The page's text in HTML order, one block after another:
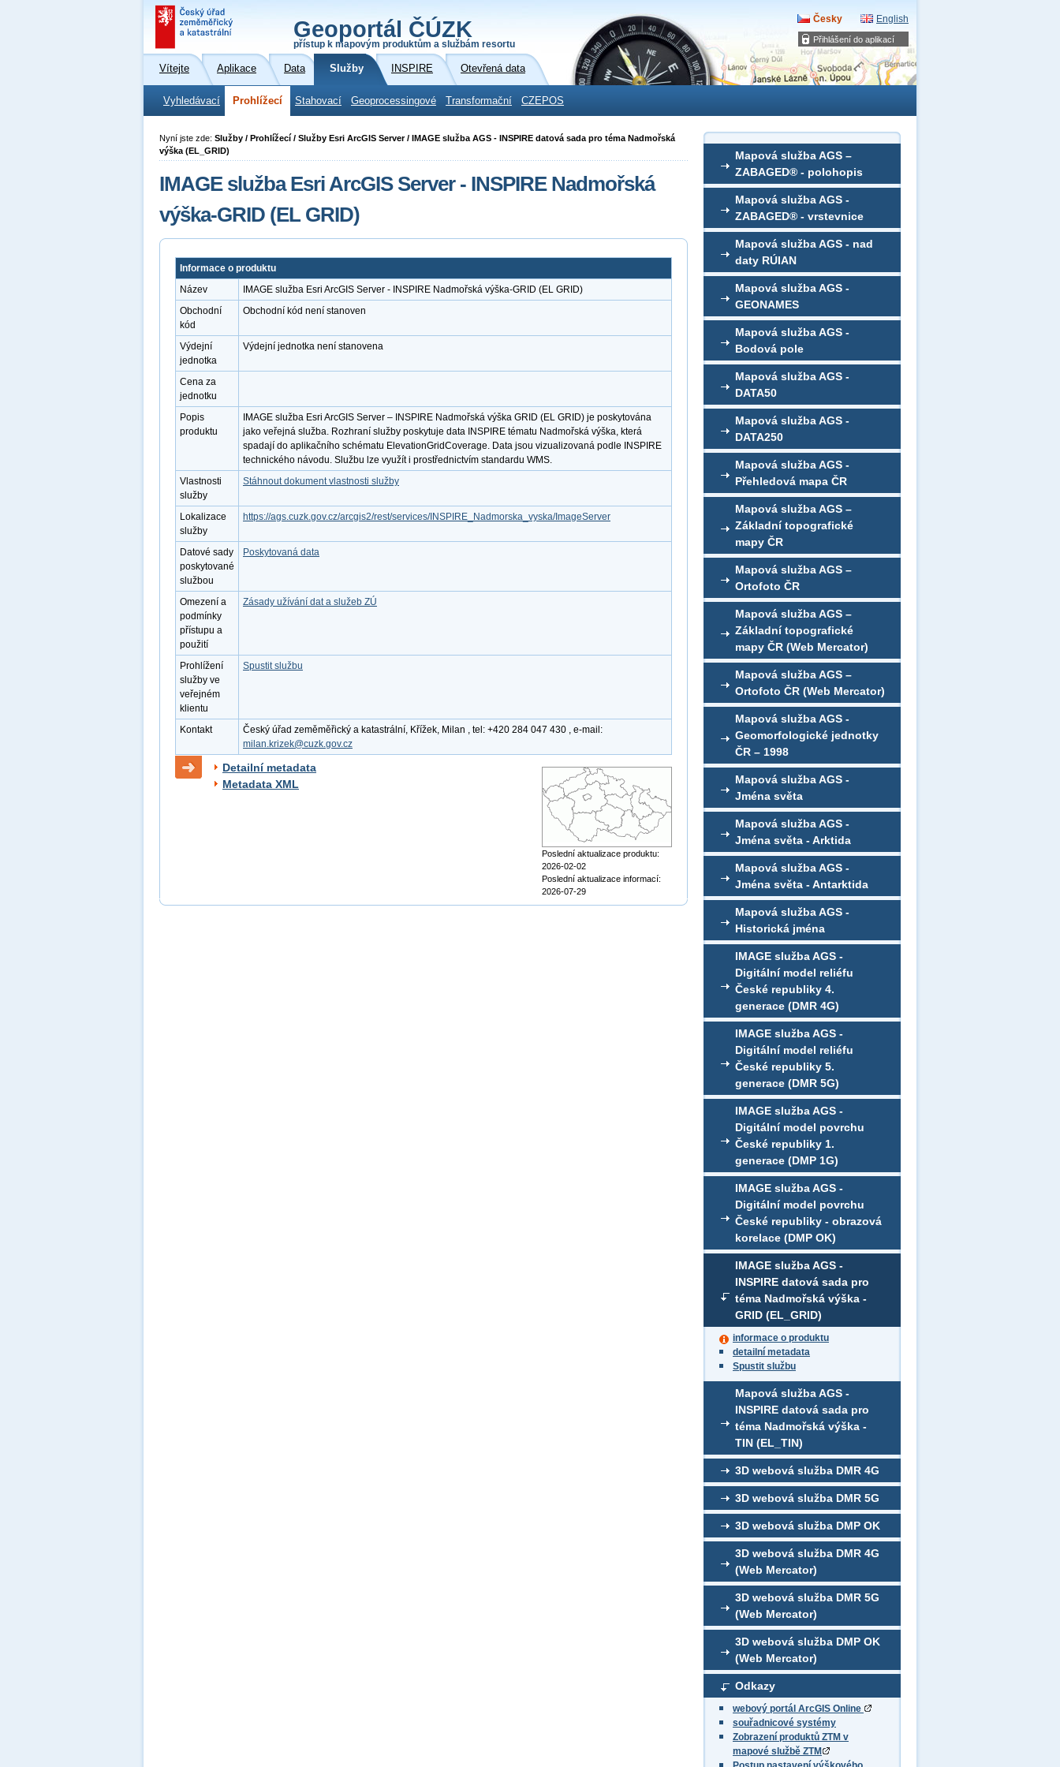
Přihlášení do aplikací
Geoportál ČÚZK
přístup k mapovým produktům a službám resortu
Česky English
Vítejte Aplikace Data Služby INSPIRE Otevřená data
Vyhledávací Prohlížecí Stahovací Geoprocessingové Transformační CZEPOS
Mapová služba AGS –
ZABAGED® - polohopis
Mapová služba AGS -
ZABAGED® - vrstevnice
Mapová služba AGS - nad
daty RÚIAN
Mapová služba AGS -
GEONAMES
Mapová služba AGS -
Bodová pole
Mapová služba AGS -
DATA50
Mapová služba AGS -
DATA250
Mapová služba AGS -
Přehledová mapa ČR
Mapová služba AGS –
Základní topografické
mapy ČR
Mapová služba AGS –
Ortofoto ČR
Mapová služba AGS –
Základní topografické
mapy ČR (Web Mercator)
Mapová služba AGS –
Ortofoto ČR (Web Mercator)
Mapová služba AGS -
Geomorfologické jednotky
ČR – 1998
Mapová služba AGS -
Jména světa
Mapová služba AGS -
Jména světa - Arktida
Mapová služba AGS -
Jména světa - Antarktida
Mapová služba AGS -
Historická jména
IMAGE služba AGS -
Digitální model reliéfu
České republiky 4.
generace (DMR 4G)
IMAGE služba AGS -
Digitální model reliéfu
České republiky 5.
generace (DMR 5G)
IMAGE služba AGS -
Digitální model povrchu
České republiky 1.
generace (DMP 1G)
IMAGE služba AGS -
Digitální model povrchu
České republiky - obrazová
korelace (DMP OK)
IMAGE služba AGS -
INSPIRE datová sada pro
téma Nadmořská výška -
GRID (EL_GRID)
informace o produktu
detailní metadata
Spustit službu
Mapová služba AGS -
INSPIRE datová sada pro
téma Nadmořská výška -
TIN (EL_TIN)
3D webová služba DMR 4G
3D webová služba DMR 5G
3D webová služba DMP OK
3D webová služba DMR 4G
(Web Mercator)
3D webová služba DMR 5G
(Web Mercator)
3D webová služba DMP OK
(Web Mercator)
Odkazy
webový portál ArcGIS Online
souřadnicové systémy
Zobrazení produktů ZTM v
mapové službě ZTM
Nyní jste zde: Služby / Prohlížecí / Služby Esri ArcGIS Server / IMAGE služba AGS - INSPIRE datová sada pro téma Nadmořská
výška (EL_GRID)
IMAGE služba Esri ArcGIS Server - INSPIRE Nadmořská
výška-GRID (EL GRID)
Informace o produktu
Název
IMAGE služba Esri ArcGIS Server - INSPIRE Nadmořská výška-GRID (EL GRID)
Obchodní
kód
Obchodní kód není stanoven
Výdejní
jednotka
Výdejní jednotka není stanovena
Cena za
jednotku
Popis
produktu
IMAGE služba Esri ArcGIS Server – INSPIRE Nadmořská výška GRID (EL GRID) je poskytována
jako veřejná služba. Rozhraní služby poskytuje data INSPIRE tématu Nadmořská výška, která
spadají do aplikačního schématu ElevationGridCoverage. Data jsou vizualizovaná podle INSPIRE
technického návodu. Službu lze využít i prostřednictvím standardu WMS.
Vlastnosti
služby
Stáhnout dokument vlastnosti služby
Lokalizace
služby
https://ags.cuzk.gov.cz/arcgis2/rest/services/INSPIRE_Nadmorska_vyska/ImageServer
Datové sady
poskytované
službou
Poskytovaná data
Omezení a
podmínky
přístupu a
použití
Zásady užívání dat a služeb ZÚ
Prohlížení
služby ve
veřejném
klientu
Spustit službu
Kontakt
Český úřad zeměměřický a katastrální, Křížek, Milan , tel: +420 284 047 430 , e-mail:
milan.krizek@cuzk.gov.cz
Detailní metadata
Metadata XML
Poslední aktualizace produktu:
2026-02-02
Poslední aktualizace informací:
2026-07-29